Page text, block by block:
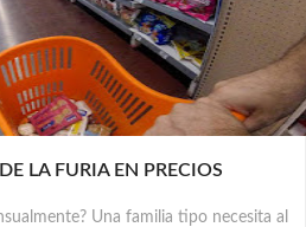
LA FURIA EN PRECIOS
Una familia tipo necesita al